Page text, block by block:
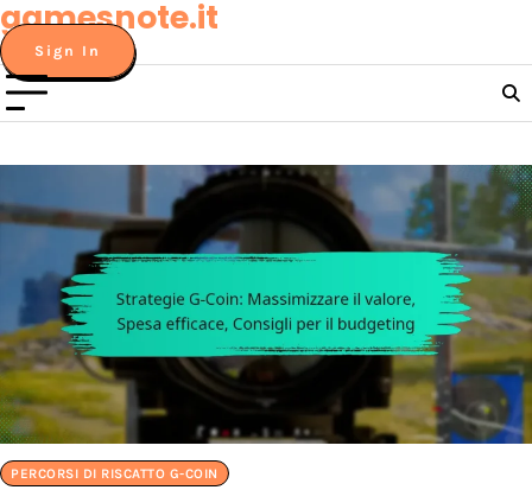
Skip
to
content
gamesnote.it
Sign In
PERCORSI DI RISCATTO G-COIN